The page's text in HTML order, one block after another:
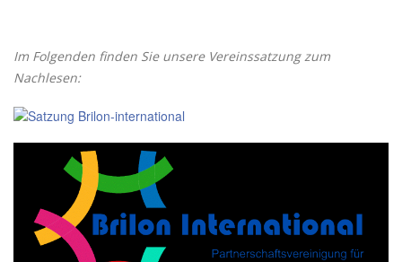
Im Folgenden finden Sie unsere Vereinssatzung zum
Nachlesen: